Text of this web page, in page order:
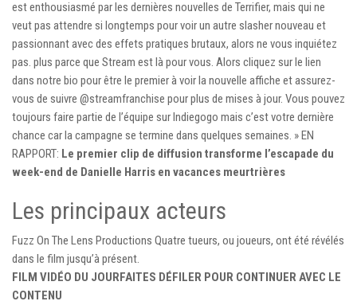
est enthousiasmé par les dernières nouvelles de Terrifier, mais qui ne
veut pas attendre si longtemps pour voir un autre slasher nouveau et
passionnant avec des effets pratiques brutaux, alors ne vous inquiétez
pas. plus parce que Stream est là pour vous. Alors cliquez sur le lien
dans notre bio pour être le premier à voir la nouvelle affiche et assurez-
vous de suivre @streamfranchise pour plus de mises à jour. Vous pouvez
toujours faire partie de l’équipe sur Indiegogo mais c’est votre dernière
chance car la campagne se termine dans quelques semaines. » EN
RAPPORT: Le premier clip de diffusion transforme l’escapade du
week-end de Danielle Harris en vacances meurtrières
Les principaux acteurs
Fuzz On The Lens Productions Quatre tueurs, ou joueurs, ont été révélés
dans le film jusqu’à présent.
FILM VIDÉO DU JOURFAITES DÉFILER POUR CONTINUER AVEC LE
CONTENU